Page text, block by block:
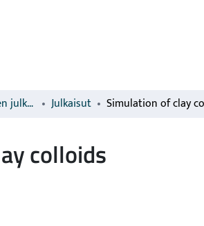
Luonnonvarakeskuksen julkaisut Julkaisut Simulation of clay
colloids